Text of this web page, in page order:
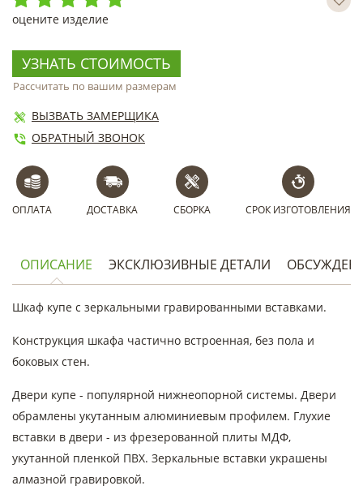
оцените изделие
УЗНАТЬ СТОИМОСТЬ
Рассчитать по вашим размерам
ВЫЗВАТЬ ЗАМЕРЩИКА
ОБРАТНЫЙ ЗВОНОК
ОПЛАТА ДОСТАВКА СБОРКА СРОК ИЗГОТОВЛЕНИЯ
ОПИСАНИЕ ЭКСКЛЮЗИВНЫЕ ДЕТАЛИ
Шкаф купе с зеркальными гравированными вставками.
Конструкция шкафа частично встроенная, без пола и
боковых стен.
Двери купе - популярной нижнеопорной системы. Двери
обрамлены укутанным алюминиевым профилем. Глухие
вставки в двери - из фрезерованной плиты МДФ,
укутанной пленкой ПВХ. Зеркальные вставки украшены
алмазной гравировкой.